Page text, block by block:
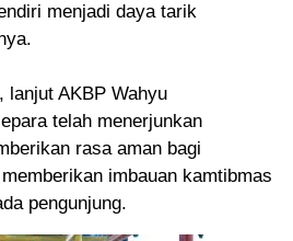
menjadi daya tarik
lanjut AKBP Wahyu
telah menerjunkan
rasa aman bagi
imbauan kamtibmas
pengunjung.